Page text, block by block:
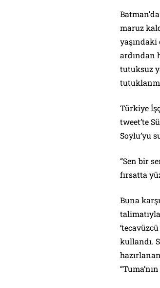
maruz
yaşındaki
ardından
tutuksuz
Türkiye
tweet’te
Soylu’yu
“Sen bir
fırsatta
Buna
kullandı.